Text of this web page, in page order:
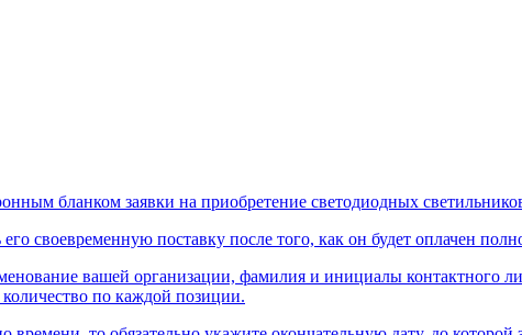
бланком заявки на приобретение светодиодных
своевременную поставку после того, как он будет оплачен
вашей организации, фамилия и инициалы контактного
по каждой позиции.